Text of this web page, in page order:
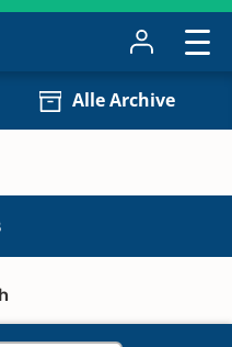
Alle Archive